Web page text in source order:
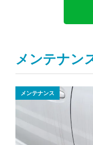
メンテナン
メンテナンス